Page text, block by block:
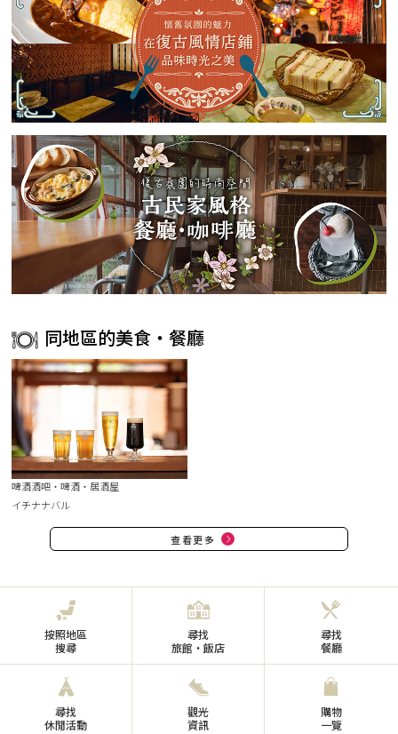
同地區的美食・餐廳
啤酒酒吧・啤酒・居酒屋
イチナナバル
查看更多
按照地區
搜尋
尋找
旅館・飯店
尋找
餐廳
尋找
休閒活動
觀光
資訊
購物
一覽